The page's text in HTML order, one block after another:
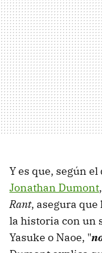
Y es que, según
Jonathan Dumont
Rant, asegura
la historia con un
Yasuke o Naoe, "